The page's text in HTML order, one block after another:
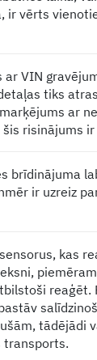
ir vērts
VIN
tiks
ar
risinājums
brīdinājuma
ir uzreiz
kas
tādējādi
transports.